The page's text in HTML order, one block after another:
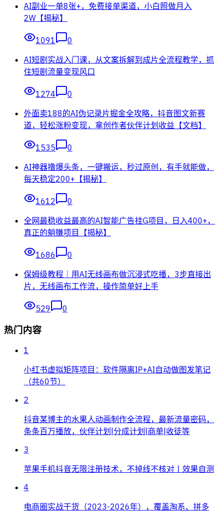
AI副业一单8张+，免费接单渠道，小白照做月入
2W【揭秘】
1091
0
AI短剧实战入门课，从文案拆解到成片全流程教学，抓
住短剧流量变现风口
1274
0
外面卖188的AI伪记录片掘金全攻略，抖音图文新赛
道，轻松涨粉变现，拿创作者伙伴计划收益【文档】
1535
0
AI神器撸爆头条，一键搬运，秒过原创，有手就能做，
每天稳定200+【揭秘】
1612
0
全网最稳收益最高的AI智能广告挂G项目，日入400+，
真正的躺賺项目【揭秘】
1686
0
保姆级教程｜用AI无线画布做沉浸式吃播，3步直接出
片，无线画布工作流，操作简单好上手
529 0
热门内容
1
小红书虚拟矩阵项目：软件隔离IP+AI自动做图发笔记
（共60节）
2
抖音某博主的水果人动画制作全流程，最新流量密码，
条条百万播放，伙伴计划|分成计划|商单|收徒等
3
苹果手机抖音无限注册技术，不掉线不核对丨效果自测
4
电商圈实战干货（2023-2026年），覆盖淘系、拼多